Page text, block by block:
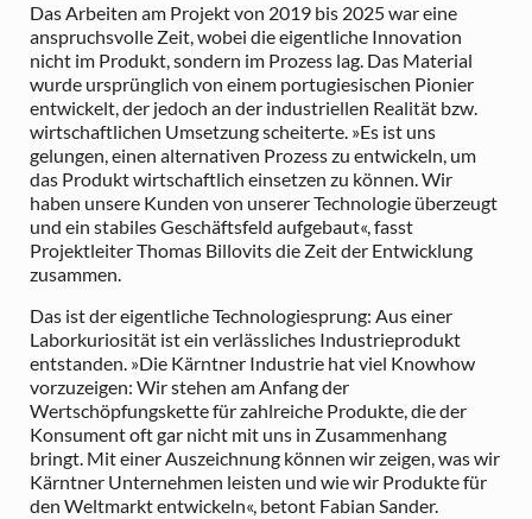
Das Arbeiten am Projekt von 2019 bis 2025 war eine
anspruchsvolle Zeit, wobei die eigentliche Innovation
nicht im Produkt, sondern im Prozess lag. Das Material
wurde ursprünglich von einem portugiesischen Pionier
entwickelt, der jedoch an der industriellen Realität bzw.
wirtschaftlichen Umsetzung scheiterte. »Es ist uns
gelungen, einen alternativen Prozess zu entwickeln, um
das Produkt wirtschaftlich einsetzen zu können. Wir
haben unsere Kunden von unserer Technologie überzeugt
und ein stabiles Geschäftsfeld aufgebaut«, fasst
Projektleiter Thomas Billovits die Zeit der Entwicklung
zusammen.
Das ist der eigentliche Technologiesprung: Aus einer
Laborkuriosität ist ein verlässliches Industrieprodukt
entstanden. »Die Kärntner Industrie hat viel Knowhow
vorzuzeigen: Wir stehen am Anfang der
Wertschöpfungskette für zahlreiche Produkte, die der
Konsument oft gar nicht mit uns in Zusammenhang
bringt. Mit einer Auszeichnung können wir zeigen, was wir
Kärntner Unternehmen leisten und wie wir Produkte für
den Weltmarkt entwickeln«, betont Fabian Sander.